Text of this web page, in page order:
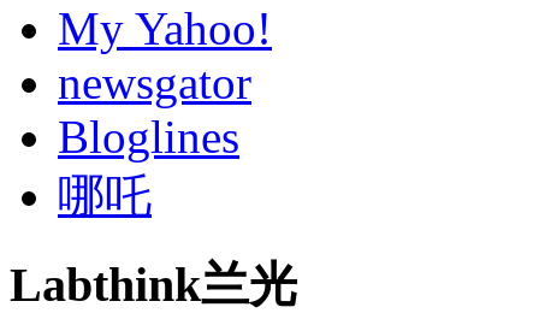
My Yahoo!
newsgator
Bloglines
哪吒
Labthink兰光